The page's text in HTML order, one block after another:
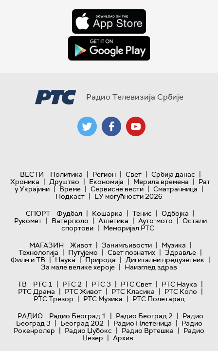
Радио Телевизија Србије
ВЕСТИ Политика | Регион | Свет | Србија данас |
Хроника | Друштво | Економија | Мерила времена | Рат
у Украјини | Време | Сервисне вести | Сматрачница |
Подкаст | ЕУ могућности 2026
СПОРТ
Фудбал | Кошарка | Тенис | Одбојка |
Рукомет | Ватерполо | Атлетика | Ауто-мото | Остали
спортови | Меморијал РТС
МАГАЗИН
Живот | Занимљивости | Музика |
Технологијa | Путујемо | Свет познатих | Здравље |
Филм и ТВ | Наука | Природа | Дигитални предузетник |
За мале велике хероје | Наизглед здрав
ТВ
РТС 1 | РТС 2 | РТС 3 | РТС Свет | РТС Наука |
РТС Драма | РТС Живот | РТС Класика | РТС Коло |
РТС Трезор | РТС Музика | РТС Полетарац
РАДИО
Радио Београд 1 | Радио Београд 2 | Радио
Београд 3 | Београд 202 | Радио Плетеница | Радио
Рокенролер | Радио Џубокс | Радио Вртешка | Радио
Џезер | Архив